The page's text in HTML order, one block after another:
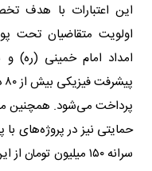
این اعتبارات با هدف
اولویت متقاضیان تحت
امداد امام خمینی (ره) و
پرداخت می‌شود. همچنین
سرانه ۱۵۰ میلیون تومان از این تسهیلات بهره‌مند خواهند شد.